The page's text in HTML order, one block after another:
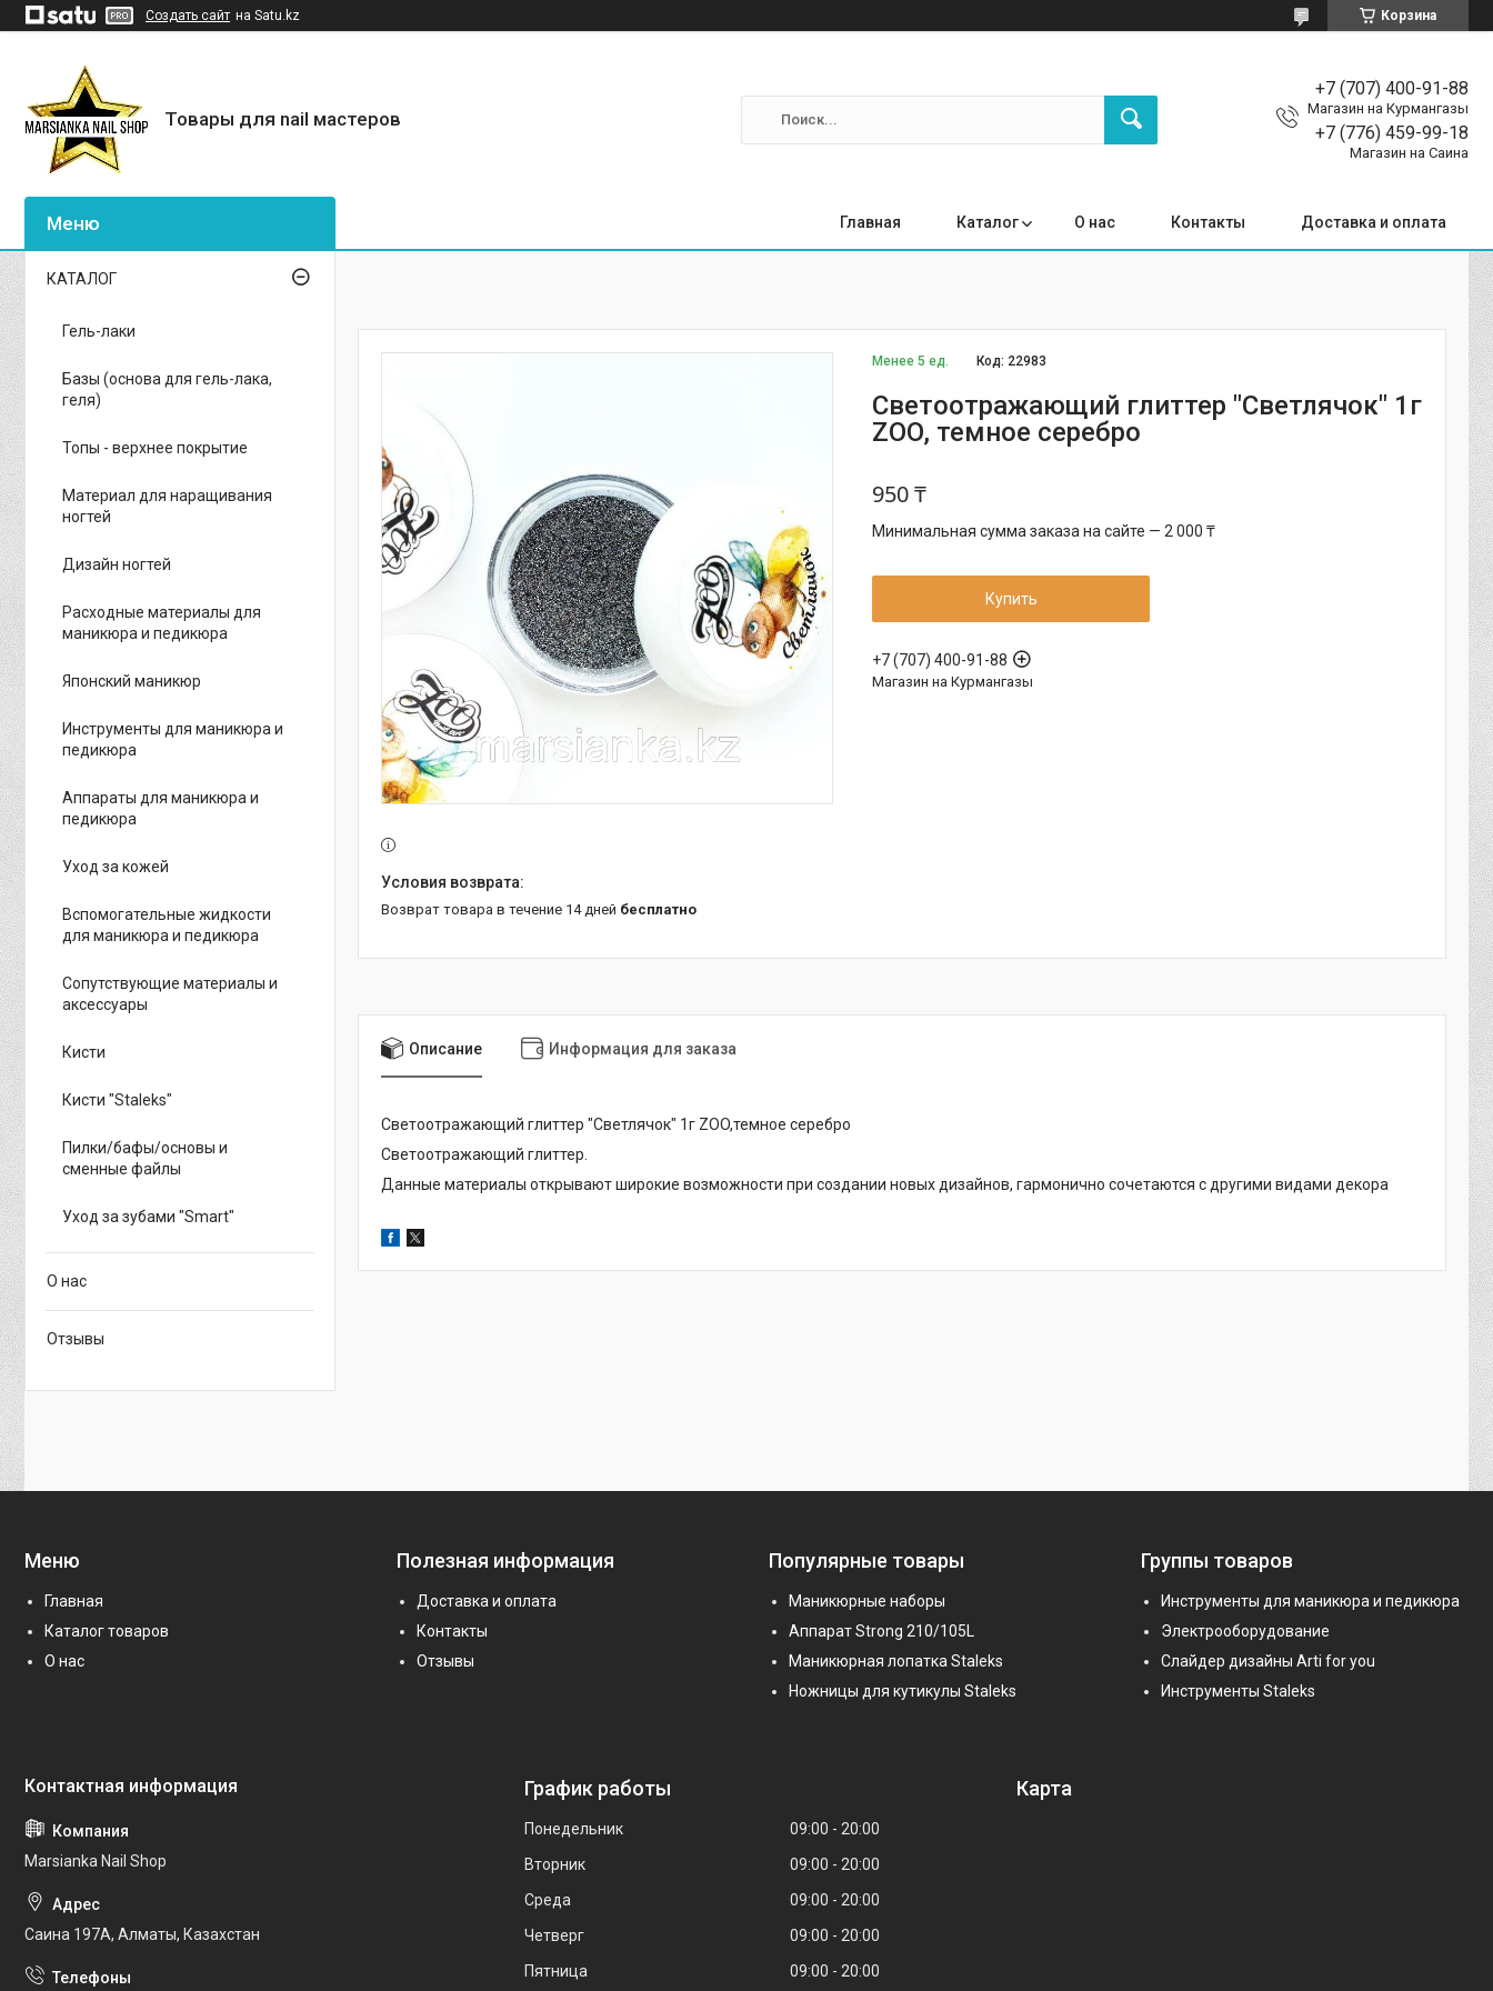
Создать сайт на Satu.kz Корзина
Товары для nail мастеров
+7 (707) 400-91-88
Магазин на Курмангазы
+7 (776) 459-99-18
Магазин на Саина
Главная Каталог О нас Контакты Доставка и оплата
Менее 5 ед. Код: 22983
Светоотражающий глиттер "Светлячок" 1г
ZOO, темное серебро
950 ₸
Минимальная сумма заказа на сайте — 2 000 ₸
Купить
+7 (707) 400-91-88
Магазин на Курмангазы
возврат товара в течение 14 дней бесплатно
Описание Информация для заказа
Светоотражающий глиттер "Светлячок" 1г ZOO,темное серебро
Светоотражающий глиттер.
Данные материалы открывают широкие возможности при создании новых дизайнов, гармонично сочетаются с другими видами декора
КАТАЛОГ
Гель-лаки
Базы (основа для гель-лака,
геля)
Топы - верхнее покрытие
Материал для наращивания
ногтей
Дизайн ногтей
Расходные материалы для
маникюра и педикюра
Японский маникюр
Инструменты для маникюра и
педикюра
Аппараты для маникюра и
педикюра
Уход за кожей
Вспомогательные жидкости
для маникюра и педикюра
Сопутствующие материалы и
аксессуары
Кисти
Кисти "Staleks"
Пилки/бафы/основы и
сменные файлы
Уход за зубами "Smart"
О нас
Отзывы
Меню
Главная
Каталог товаров
О нас
Полезная информация
Доставка и оплата
Контакты
Отзывы
Популярные товары
Маникюрные наборы
Аппарат Strong 210/105L
Маникюрная лопатка Staleks
Ножницы для кутикулы Staleks
Группы товаров
Инструменты для маникюра и педикюра
Электрооборудование
Слайдер дизайны Arti for you
Инструменты Staleks
Marsianka Nail Shop
Саина 197А, Алматы, Казахстан
График работы
Понедельник 09:00
20:00
Вторник
09:00
20:00
Среда
09:00
20:00
Четверг
09:00
20:00
Пятница
09:00 20:00
Карта